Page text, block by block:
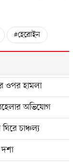
#হেরোইন
ওপর হামলা
অভিযোগ
চাঞ্চল্য